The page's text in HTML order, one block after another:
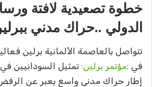
خطوة تصعيدية لافتة
الدولي ..حراك مدني
تتواصل بالعاصمة الألمانية برلين
في :مؤتمر برلين: تمثيل السودانيين
إطار حراك مدني واسع يعبر عن الرفض